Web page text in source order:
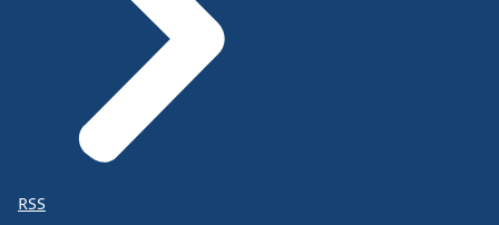
RSS